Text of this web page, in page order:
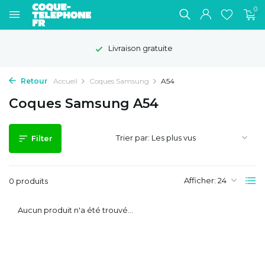
0
Livraison gratuite
Retour Accueil Coques Samsung A54
Coques Samsung A54
Filter
0 produits Afficher:
Trier par:
Aucun produit n'a été trouvé...